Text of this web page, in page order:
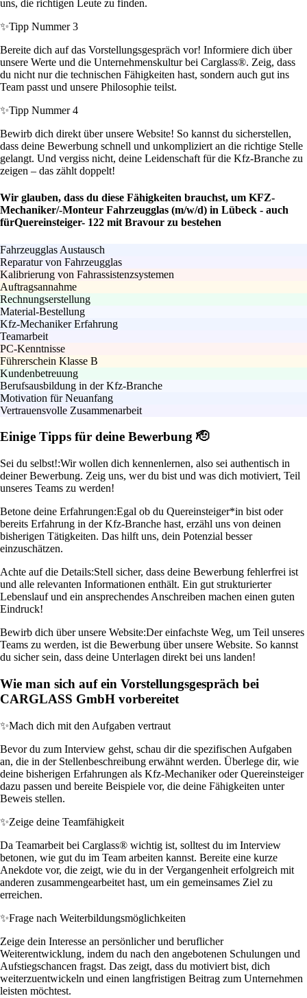
uns, die richtigen Leute zu finden.
✨Tipp Nummer 3
Bereite dich auf das Vorstellungsgespräch vor! Informiere dich über
unsere Werte und die Unternehmenskultur bei Carglass®. Zeig, dass
du nicht nur die technischen Fähigkeiten hast, sondern auch gut ins
Team passt und unsere Philosophie teilst.
✨Tipp Nummer 4
Bewirb dich direkt über unsere Website! So kannst du sicherstellen,
dass deine Bewerbung schnell und unkompliziert an die richtige Stelle
gelangt. Und vergiss nicht, deine Leidenschaft für die Kfz-Branche zu
zeigen – das zählt doppelt!
Wir glauben, dass du diese Fähigkeiten brauchst, um KFZ-
Mechaniker/-Monteur Fahrzeugglas (m/w/d) in Lübeck - auch
fürQuereinsteiger- 122 mit Bravour zu bestehen
Fahrzeugglas Austausch
Reparatur von Fahrzeugglas
Kalibrierung von Fahrassistenzsystemen
Auftragsannahme
Rechnungserstellung
Material-Bestellung
Kfz-Mechaniker Erfahrung
Teamarbeit
PC-Kenntnisse
Führerschein Klasse B
Kundenbetreuung
Berufsausbildung in der Kfz-Branche
Motivation für Neuanfang
Vertrauensvolle Zusammenarbeit
Einige Tipps für deine Bewerbung 🫡
Sei du selbst!:Wir wollen dich kennenlernen, also sei authentisch in
deiner Bewerbung. Zeig uns, wer du bist und was dich motiviert, Teil
unseres Teams zu werden!
Betone deine Erfahrungen:Egal ob du Quereinsteiger*in bist oder
bereits Erfahrung in der Kfz-Branche hast, erzähl uns von deinen
bisherigen Tätigkeiten. Das hilft uns, dein Potenzial besser
einzuschätzen.
Achte auf die Details:Stell sicher, dass deine Bewerbung fehlerfrei ist
und alle relevanten Informationen enthält. Ein gut strukturierter
Lebenslauf und ein ansprechendes Anschreiben machen einen guten
Eindruck!
Bewirb dich über unsere Website:Der einfachste Weg, um Teil unseres
Teams zu werden, ist die Bewerbung über unsere Website. So kannst
du sicher sein, dass deine Unterlagen direkt bei uns landen!
Wie man sich auf ein Vorstellungsgespräch bei
CARGLASS GmbH vorbereitet
✨Mach dich mit den Aufgaben vertraut
Bevor du zum Interview gehst, schau dir die spezifischen Aufgaben
an, die in der Stellenbeschreibung erwähnt werden. Überlege dir, wie
deine bisherigen Erfahrungen als Kfz-Mechaniker oder Quereinsteiger
dazu passen und bereite Beispiele vor, die deine Fähigkeiten unter
Beweis stellen.
✨Zeige deine Teamfähigkeit
Da Teamarbeit bei Carglass® wichtig ist, solltest du im Interview
betonen, wie gut du im Team arbeiten kannst. Bereite eine kurze
Anekdote vor, die zeigt, wie du in der Vergangenheit erfolgreich mit
anderen zusammengearbeitet hast, um ein gemeinsames Ziel zu
erreichen.
✨Frage nach Weiterbildungsmöglichkeiten
Zeige dein Interesse an persönlicher und beruflicher
Weiterentwicklung, indem du nach den angebotenen Schulungen und
Aufstiegschancen fragst. Das zeigt, dass du motiviert bist, dich
weiterzuentwickeln und einen langfristigen Beitrag zum Unternehmen
leisten möchtest.